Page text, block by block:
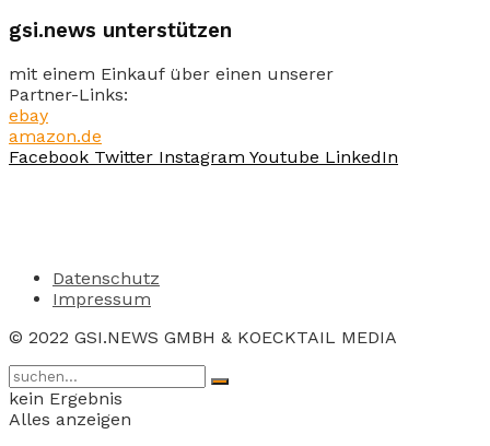
gsi.news unterstützen
mit einem Einkauf über einen unserer
Partner-Links:
ebay
amazon.de
Facebook Twitter Instagram Youtube LinkedIn
Datenschutz
Impressum
© 2022 GSI.NEWS GMBH & KOECKTAIL MEDIA
kein Ergebnis
Alles anzeigen